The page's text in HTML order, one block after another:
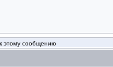
этому сообщению